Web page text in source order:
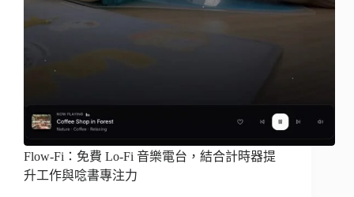
Flow-Fi：免費 Lo-Fi 音樂電台，結合計時器提
升工作與唸書專注力